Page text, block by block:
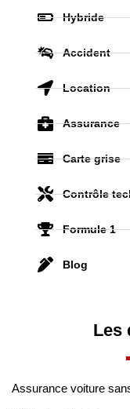
Hybride
Accident
Location
Assurance
Carte grise
Contrôle
Formule 1
Blog
Les
Assurance voiture